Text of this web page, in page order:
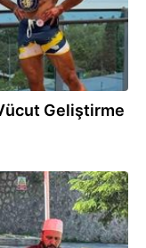
Geliştirme